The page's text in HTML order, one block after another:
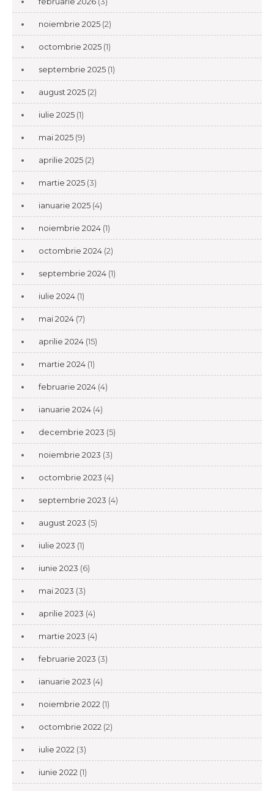
noiembrie 2025 (2)
octombrie 2025 (1)
septembrie 2025 (1)
august 2025 (2)
iulie 2025 (1)
mai 2025 (9)
aprilie 2025 (2)
martie 2025 (3)
ianuarie 2025 (4)
noiembrie 2024 (1)
octombrie 2024 (2)
septembrie 2024 (1)
iulie 2024 (1)
mai 2024 (7)
aprilie 2024 (15)
martie 2024 (1)
februarie 2024 (4)
ianuarie 2024 (4)
decembrie 2023 (5)
noiembrie 2023 (3)
octombrie 2023 (4)
septembrie 2023 (4)
august 2023 (5)
iulie 2023 (1)
iunie 2023 (6)
mai 2023 (3)
aprilie 2023 (4)
martie 2023 (4)
februarie 2023 (3)
ianuarie 2023 (4)
noiembrie 2022 (1)
octombrie 2022 (2)
iulie 2022 (3)
iunie 2022 (1)